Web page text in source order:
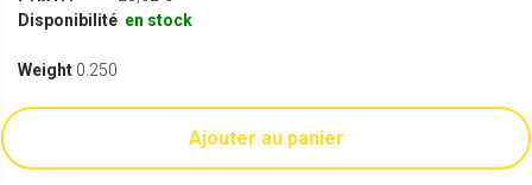
Disponibilité en stock
Weight 0.250
Ajouter au panier